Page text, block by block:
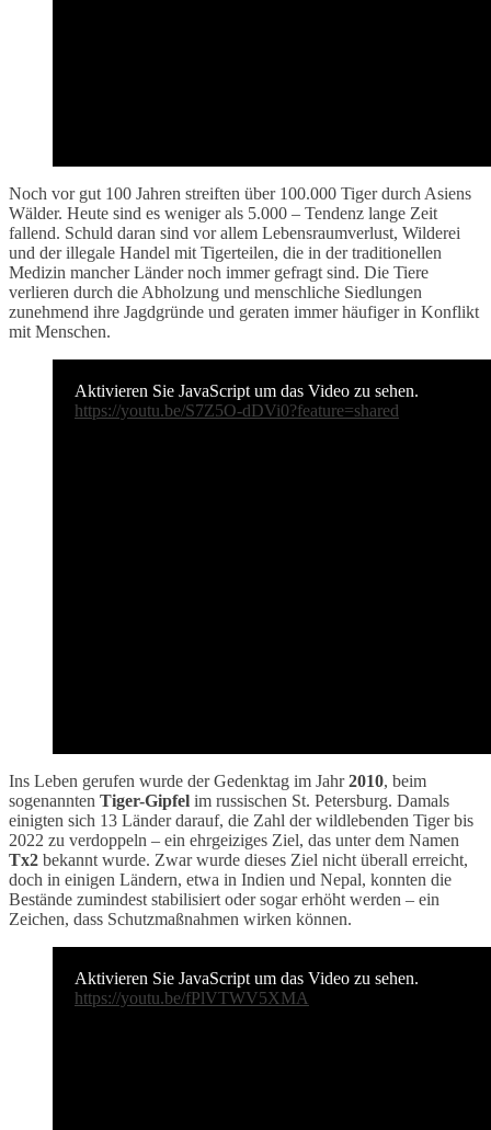
Noch vor gut 100 Jahren streiften über 100.000 Tiger durch Asiens
Wälder. Heute sind es weniger als 5.000 – Tendenz lange Zeit
fallend. Schuld daran sind vor allem Lebensraumverlust, Wilderei
und der illegale Handel mit Tigerteilen, die in der traditionellen
Medizin mancher Länder noch immer gefragt sind. Die Tiere
verlieren durch die Abholzung und menschliche Siedlungen
zunehmend ihre Jagdgründe und geraten immer häufiger in Konflikt
mit Menschen.
Aktivieren Sie JavaScript um das Video zu sehen.
https://youtu.be/S7Z5O-dDVi0?feature=shared
Ins Leben gerufen wurde der Gedenktag im Jahr2010, beim
sogenannten Tiger-Gipfel im russischen St. Petersburg. Damals
einigten sich 13 Länder darauf, die Zahl der wildlebenden Tiger bis
2022 zu verdoppeln – ein ehrgeiziges Ziel, das unter dem Namen
Tx2 bekannt wurde. Zwar wurde dieses Ziel nicht überall erreicht,
doch in einigen Ländern, etwa in Indien und Nepal, konnten die
Bestände zumindest stabilisiert oder sogar erhöht werden – ein
Zeichen, dass Schutzmaßnahmen wirken können.
Aktivieren Sie JavaScript um das Video zu sehen.
https://youtu.be/fPlVTWV5XMA